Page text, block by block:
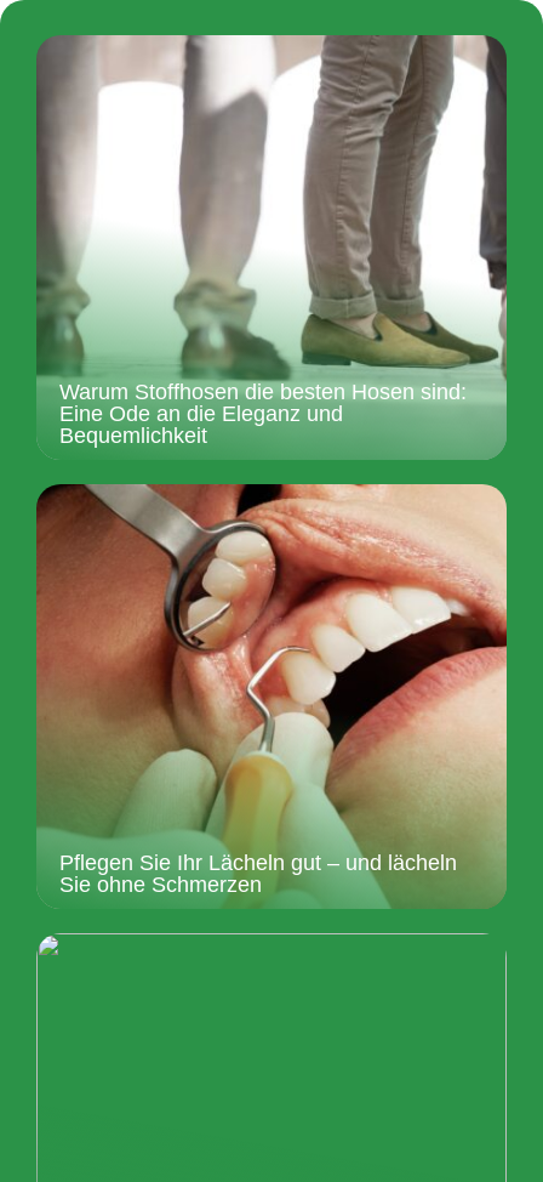
Warum Stoffhosen die besten Hosen sind:
Eine Ode an die Eleganz und
Bequemlichkeit
Pflegen Sie Ihr Lächeln gut – und lächeln
Sie ohne Schmerzen